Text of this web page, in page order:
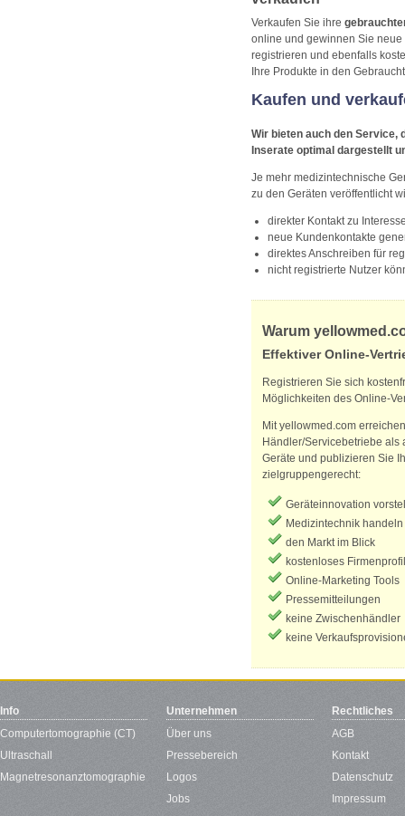
Verkaufen Sie ihre
online und gewinnen Sie
registrieren und ebenfalls
Ihre Produkte in den
Kaufen und
Wir bieten auch den Service,
Inserate optimal dargestellt
Je mehr medizintechnische
zu den Geräten veröffentlicht
direkter Kontakt zu
neue Kundenkontakte
direktes Anschreiben für
nicht registrierte Nutzer
Warum
Effektiver Online-
Registrieren Sie sich
Möglichkeiten des Online-
Mit yellowmed.com
Händler/Servicebetriebe als
Geräte und publizieren Sie
zielgruppengerecht:
Geräteinnovation
Medizintechnik handeln
den Markt im Blick
kostenloses Firmenprofil
Online-Marketing Tools
Pressemitteilungen
keine Zwischenhändler
keine
Info
Computertomographie (CT)
Ultraschall
Magnetresonanztomographie
Unternehmen
Über uns
Pressebereich
Logos
Jobs
Rechtliches
AGB
Kontakt
Datenschutz
Impressum